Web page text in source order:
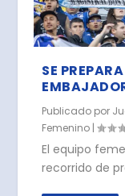
SE
Publicado por
Femenino |
El equipo
recorrido de